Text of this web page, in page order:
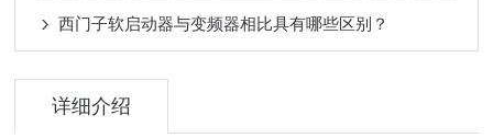
西门子软启动器与变频器相比具有哪些区别？
详细介绍